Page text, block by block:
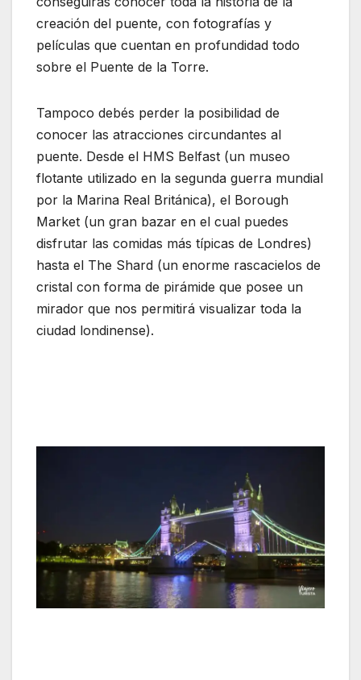
creación del puente, con fotografías y
películas que cuentan en profundidad todo
sobre el Puente de la Torre.
Tampoco debés perder la posibilidad de
conocer las atracciones circundantes al
puente. Desde el HMS Belfast (un museo
flotante utilizado en la segunda guerra mundial
por la Marina Real Británica), el Borough
Market (un gran bazar en el cual puedes
disfrutar las comidas más típicas de Londres)
hasta el The Shard (un enorme rascacielos de
cristal con forma de pirámide que posee un
mirador que nos permitirá visualizar toda la
ciudad londinense).